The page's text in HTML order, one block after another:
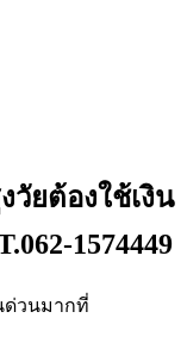
ยต้องใช้เงิน
1574449
ด่วนมากที่